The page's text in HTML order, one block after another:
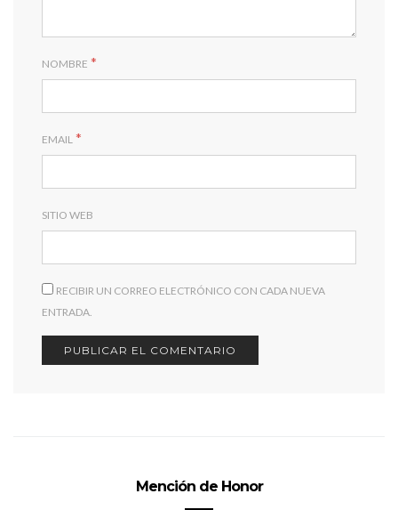
NOMBRE *
EMAIL *
SITIO WEB
RECIBIR UN CORREO ELECTRÓNICO CON CADA NUEVA
ENTRADA.
Mención de Honor